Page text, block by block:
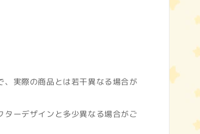
実際の商品とは若干異なる場合が
ーデザインと多少異なる場合がご